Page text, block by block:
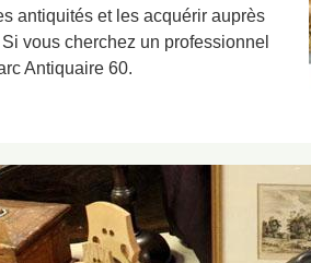
antiquités et les acquérir auprès
vous cherchez un professionnel
Antiquaire 60.